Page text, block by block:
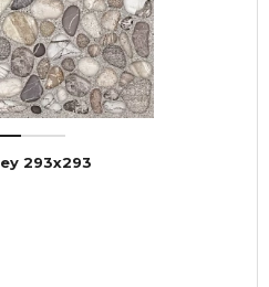
293x293